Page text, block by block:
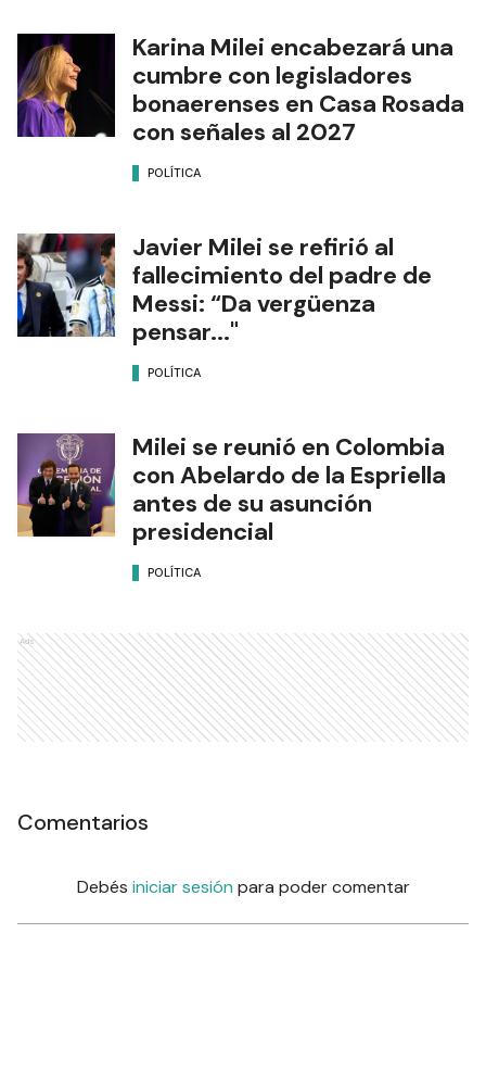
Karina Milei encabezará una
cumbre con legisladores
bonaerenses en Casa Rosada
con señales al 2027
POLÍTICA
Javier Milei se refirió al
fallecimiento del padre de
Messi: “Da vergüenza
pensar..."
POLÍTICA
Milei se reunió en Colombia
con Abelardo de la Espriella
antes de su asunción
presidencial
POLÍTICA
Ads
Comentarios
Debés iniciar sesión para poder comentar